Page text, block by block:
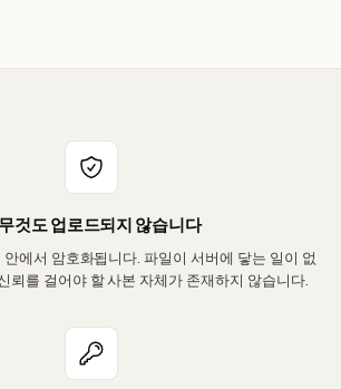
것도 업로드되지 않습니다
에서 암호화됩니다. 파일이 서버에 닿는 일이 없
뢰를 걸어야 할 사본 자체가 존재하지 않습니다.